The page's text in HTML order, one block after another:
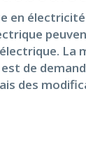
en
de
des